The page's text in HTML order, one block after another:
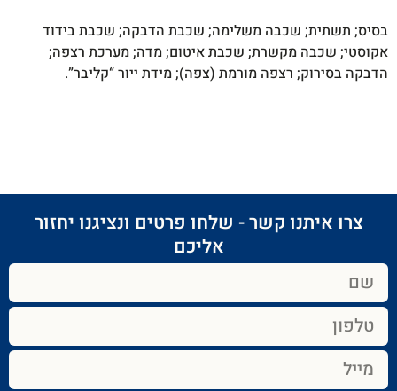
בסיס; תשתית; שכבה משלימה; שכבת הדבקה; שכבת בידוד
אקוסטי; שכבה מקשרת; שכבת איטום; מדה; מערכת רצפה;
הדבקה בסירוק; רצפה מורמת (צפה); מידת ייור “קליבר”.
צרו איתנו קשר - שלחו פרטים ונציגנו יחזור
אליכם​